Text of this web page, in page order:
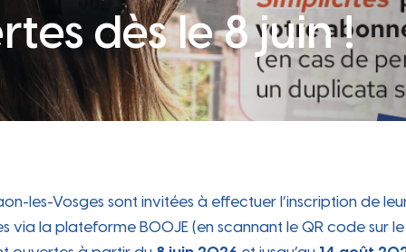
participative
Les instances participatives, le conseil des
jeunes...
Périscolaire
Portail famille, Projet Éducatif De
Territoire, accueil périscolaire...
commune
Carte des commerces, marché
hebdomadaire, locaux disponibles…
Occupation du Domaine
Public
Sanitaire sécurité
Travaux
dès le 8 juin !
les-Vosges sont invitées à effectuer l’inscription de
via la plateforme BOOJE (en scannant le QR code sur